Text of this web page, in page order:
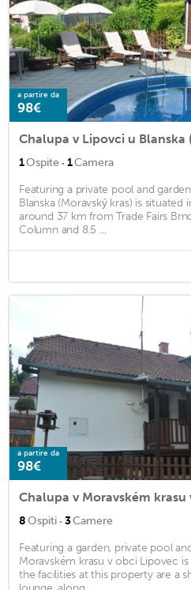
a partire da
98€
Chalupa v Lipovci u Blanska
1Ospite · 1Camera
Featuring a private pool and
Blanska (Moravský kras) is
around 37 km from Trade Fairs
Column and 8.5 ...
a partire da
98€
Chalupa v Moravském krasu
8Ospiti · 3Camere
Featuring a garden, private pool
Moravském krasu v obci Lipovec
the facilities at this property are a